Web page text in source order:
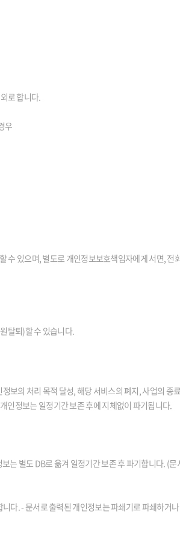
로 합니다.
우
있으며, 별도로 개인정보보호책임자에게 서면, 전
탈퇴)할 수 있습니다.
의 처리 목적 달성, 해당 서비스의 폐지, 사업의 종
인정보는 일정기간 보존 후에 지체없이 파기됩니다.
별도 DB로 옮겨 일정기간 보존 후 파기합니다. (
다. - 문서로 출력된 개인정보는 파쇄기로 파쇄하거